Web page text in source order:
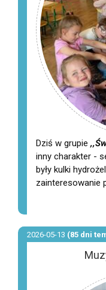
Dziś w grupie
inny charakter -
były kulki
zainteresowanie
2026-05-13 (85 dni